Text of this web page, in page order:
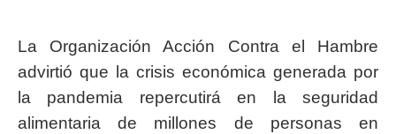
La Organización Acción Contra el Hambre
advirtió que la crisis económica generada por
la pandemia repercutirá en la seguridad
alimentaria de millones de personas en